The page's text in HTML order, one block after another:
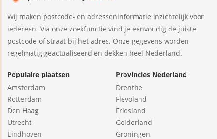
Wij maken postcode- en adresseninformatie inzichtelijk voor
iedereen. Via onze zoekfunctie vind je eenvoudig de juiste
postcode of straat bij het adres. Onze gegevens worden
regelmatig geactualiseerd en dekken heel Nederland.
Populaire plaatsen
Amsterdam
Rotterdam
Den Haag
Utrecht
Eindhoven
Provincies Nederland
Drenthe
Flevoland
Friesland
Gelderland
Groningen